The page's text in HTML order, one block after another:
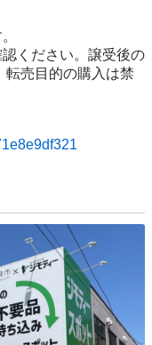
ください。譲受後の
転売⽬的の購⼊は禁